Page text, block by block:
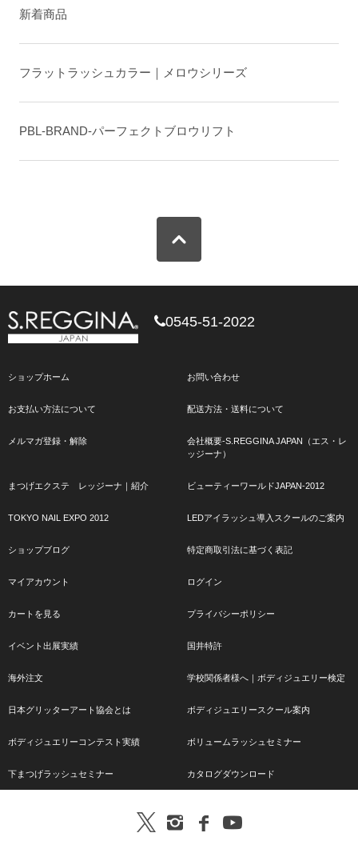
新着商品
フラットラッシュカラー｜メロウシリーズ
PBL-BRAND-パーフェクトブロウリフト
0545-51-2022
ショップホーム お問い合わせ
お支払い方法について 配送方法・送料について
メルマガ登録・解除
会社概要-S.REGGINA JAPAN（エス・レ
ッジーナ）
まつげエクステ レッジーナ｜紹介 ビューティーワールドJAPAN-2012
TOKYO NAIL EXPO 2012 LEDアイラッシュ導入スクールのご案内
ショップブログ 特定商取引法に基づく表記
マイアカウント ログイン
カートを見る プライバシーポリシー
イベント出展実績 国井特許
海外注文 学校関係者様へ｜ボディジュエリー検定
日本グリッターアート協会とは ボディジュエリースクール案内
ボディジュエリーコンテスト実績 ボリュームラッシュセミナー
下まつげラッシュセミナー カタログダウンロード